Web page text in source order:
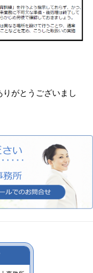
がとうございまし